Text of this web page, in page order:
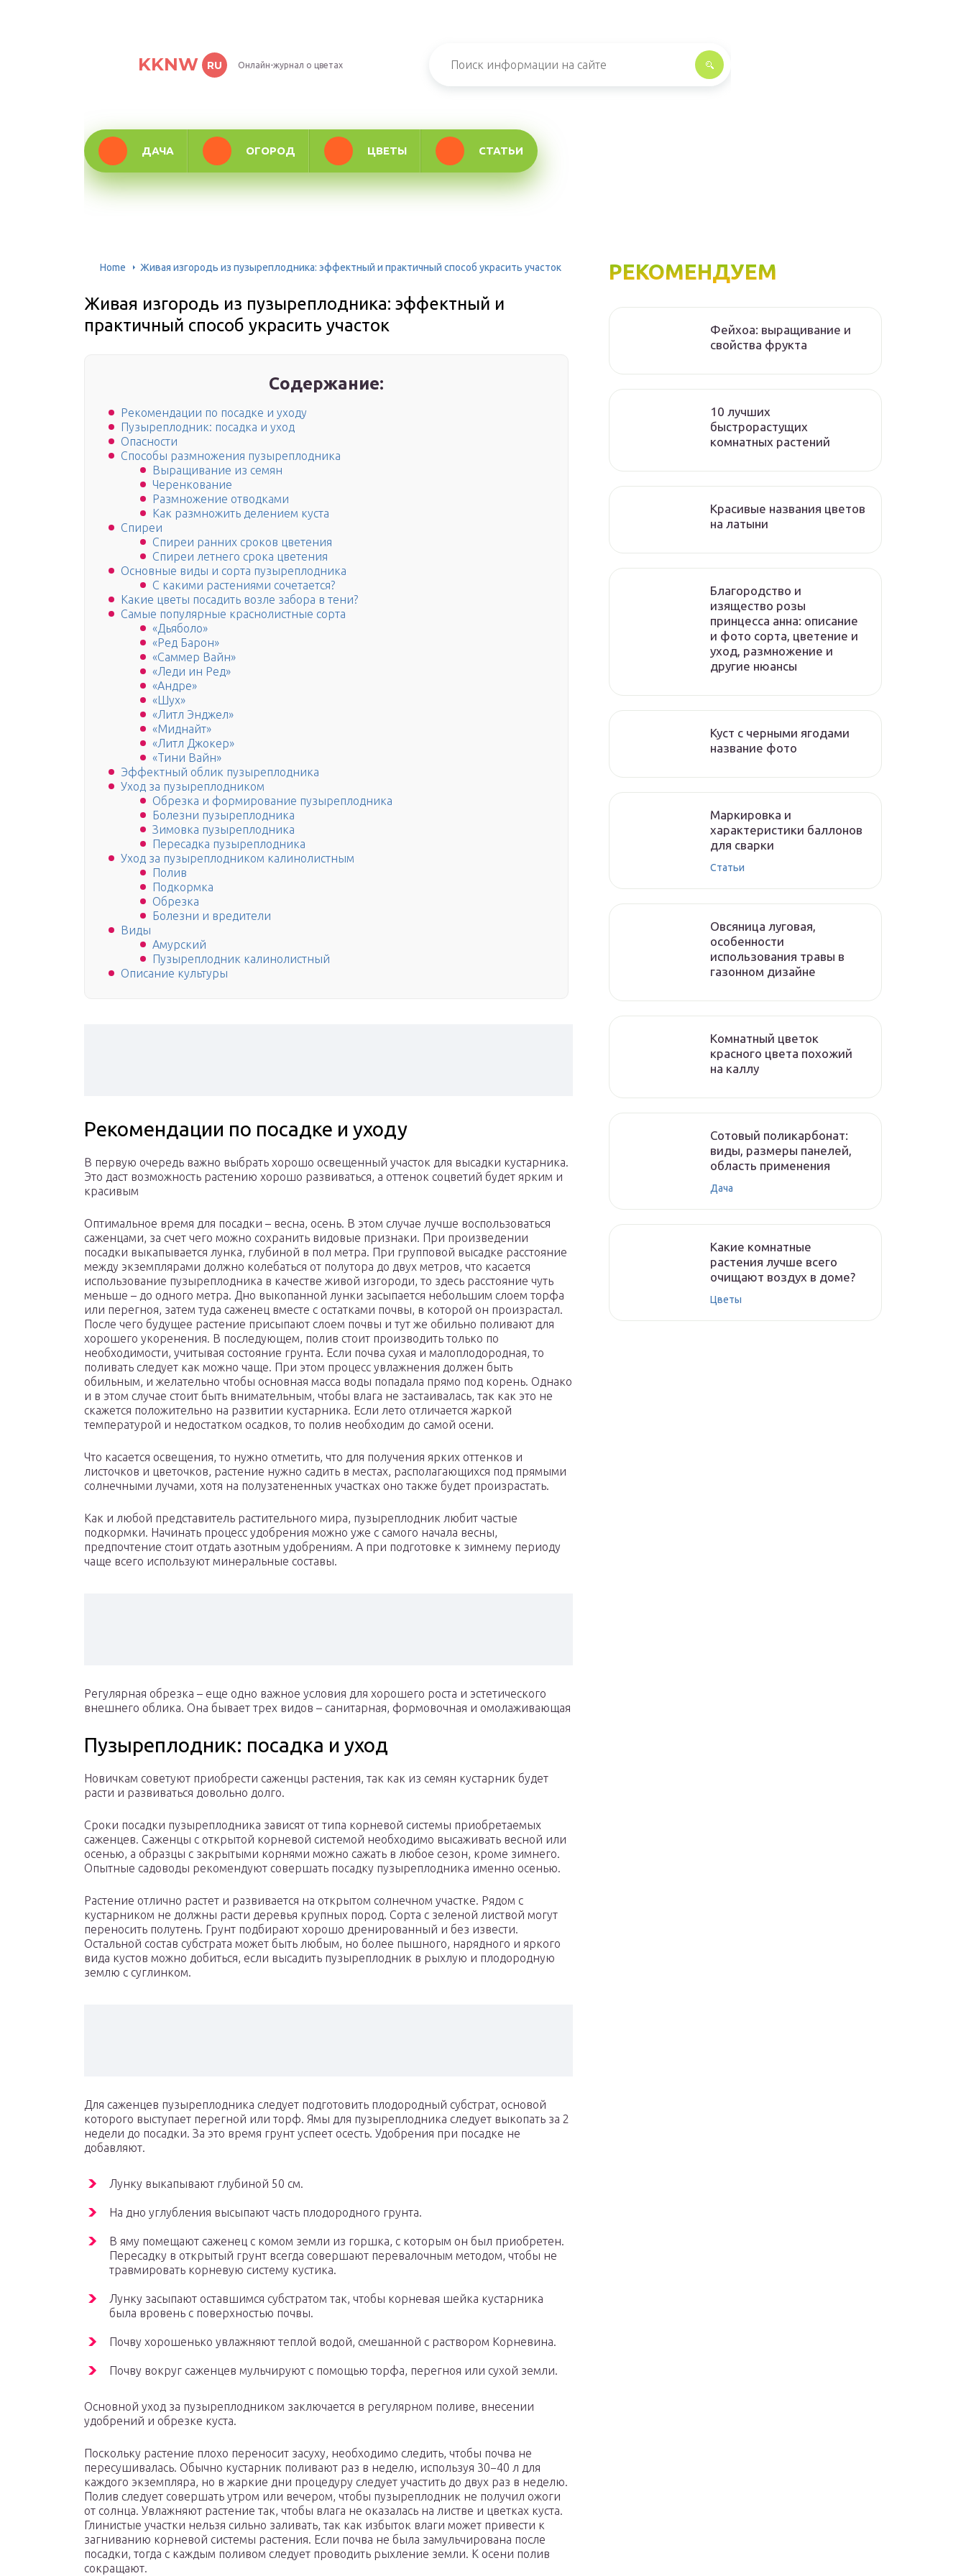
KKNW RU Онлайн-журнал о цветах
ДАЧА ОГОРОД ЦВЕТЫ СТАТЬИ
Home Живая изгородь из пузыреплодника: эффектный и практичный способ украсить участок
Живая изгородь из пузыреплодника: эффектный и
практичный способ украсить участок
Содержание:
Рекомендации по посадке и уходу
Пузыреплодник: посадка и уход
Опасности
Способы размножения пузыреплодника
Выращивание из семян
Черенкование
Размножение отводками
Как размножить делением куста
Спиреи
Спиреи ранних сроков цветения
Спиреи летнего срока цветения
Основные виды и сорта пузыреплодника
С какими растениями сочетается?
Какие цветы посадить возле забора в тени?
Самые популярные краснолистные сорта
«Дьяболо»
«Ред Барон»
«Саммер Вайн»
«Леди ин Ред»
«Андре»
«Шух»
«Литл Энджел»
«Миднайт»
«Литл Джокер»
«Тини Вайн»
Эффектный облик пузыреплодника
Уход за пузыреплодником
Обрезка и формирование пузыреплодника
Болезни пузыреплодника
Зимовка пузыреплодника
Пересадка пузыреплодника
Уход за пузыреплодником калинолистным
Полив
Подкормка
Обрезка
Болезни и вредители
Виды
Амурский
Пузыреплодник калинолистный
Описание культуры
Рекомендации по посадке и уходу
В первую очередь важно выбрать хорошо освещенный участок для высадки кустарника.
Это даст возможность растению хорошо развиваться, а оттенок соцветий будет ярким и
красивым
Оптимальное время для посадки – весна, осень. В этом случае лучше воспользоваться
саженцами, за счет чего можно сохранить видовые признаки. При произведении
посадки выкапывается лунка, глубиной в пол метра. При групповой высадке расстояние
между экземплярами должно колебаться от полутора до двух метров, что касается
использование пузыреплодника в качестве живой изгороди, то здесь расстояние чуть
меньше – до одного метра. Дно выкопанной лунки засыпается небольшим слоем торфа
или перегноя, затем туда саженец вместе с остатками почвы, в которой он произрастал.
После чего будущее растение присыпают слоем почвы и тут же обильно поливают для
хорошего укоренения. В последующем, полив стоит производить только по
необходимости, учитывая состояние грунта. Если почва сухая и малоплодородная, то
поливать следует как можно чаще. При этом процесс увлажнения должен быть
обильным, и желательно чтобы основная масса воды попадала прямо под корень. Однако
и в этом случае стоит быть внимательным, чтобы влага не застаивалась, так как это не
скажется положительно на развитии кустарника. Если лето отличается жаркой
температурой и недостатком осадков, то полив необходим до самой осени.
Что касается освещения, то нужно отметить, что для получения ярких оттенков и
листочков и цветочков, растение нужно садить в местах, располагающихся под прямыми
солнечными лучами, хотя на полузатененных участках оно также будет произрастать.
Как и любой представитель растительного мира, пузыреплодник любит частые
подкормки. Начинать процесс удобрения можно уже с самого начала весны,
предпочтение стоит отдать азотным удобрениям. А при подготовке к зимнему периоду
чаще всего используют минеральные составы.
Регулярная обрезка – еще одно важное условия для хорошего роста и эстетического
внешнего облика. Она бывает трех видов – санитарная, формовочная и омолаживающая
Пузыреплодник: посадка и уход
Новичкам советуют приобрести саженцы растения, так как из семян кустарник будет
расти и развиваться довольно долго.
Сроки посадки пузыреплодника зависят от типа корневой системы приобретаемых
саженцев. Саженцы с открытой корневой системой необходимо высаживать весной или
осенью, а образцы с закрытыми корнями можно сажать в любое сезон, кроме зимнего.
Опытные садоводы рекомендуют совершать посадку пузыреплодника именно осенью.
Растение отлично растет и развивается на открытом солнечном участке. Рядом с
кустарником не должны расти деревья крупных пород. Сорта с зеленой листвой могут
переносить полутень. Грунт подбирают хорошо дренированный и без извести.
Остальной состав субстрата может быть любым, но более пышного, нарядного и яркого
вида кустов можно добиться, если высадить пузыреплодник в рыхлую и плодородную
землю с суглинком.
Для саженцев пузыреплодника следует подготовить плодородный субстрат, основой
которого выступает перегной или торф. Ямы для пузыреплодника следует выкопать за 2
недели до посадки. За это время грунт успеет осесть. Удобрения при посадке не
добавляют.
Лунку выкапывают глубиной 50 см.
На дно углубления высыпают часть плодородного грунта.
В яму помещают саженец с комом земли из горшка, с которым он был приобретен.
Пересадку в открытый грунт всегда совершают перевалочным методом, чтобы не
травмировать корневую систему кустика.
Лунку засыпают оставшимся субстратом так, чтобы корневая шейка кустарника
была вровень с поверхностью почвы.
Почву хорошенько увлажняют теплой водой, смешанной с раствором Корневина.
Почву вокруг саженцев мульчируют с помощью торфа, перегноя или сухой земли.
Основной уход за пузыреплодником заключается в регулярном поливе, внесении
удобрений и обрезке куста.
Поскольку растение плохо переносит засуху, необходимо следить, чтобы почва не
пересушивалась. Обычно кустарник поливают раз в неделю, используя 30−40 л для
каждого экземпляра, но в жаркие дни процедуру следует участить до двух раз в неделю.
Полив следует совершать утром или вечером, чтобы пузыреплодник не получил ожоги
от солнца. Увлажняют растение так, чтобы влага не оказалась на листве и цветках куста.
Глинистые участки нельзя сильно заливать, так как избыток влаги может привести к
загниванию корневой системы растения. Если почва не была замульчирована после
посадки, тогда с каждым поливом следует проводить рыхление земли. К осени полив
сокращают.
РЕКОМЕНДУЕМ
Фейхоа: выращивание и
свойства фрукта
10 лучших
быстрорастущих
комнатных растений
Красивые названия цветов
на латыни
Благородство и
изящество розы
принцесса анна: описание
и фото сорта, цветение и
уход, размножение и
другие нюансы
Куст с черными ягодами
название фото
Маркировка и
характеристики баллонов
для сварки
Статьи
Овсяница луговая,
особенности
использования травы в
газонном дизайне
Комнатный цветок
красного цвета похожий
на каллу
Сотовый поликарбонат:
виды, размеры панелей,
область применения
Дача
Какие комнатные
растения лучше всего
очищают воздух в доме?
Цветы